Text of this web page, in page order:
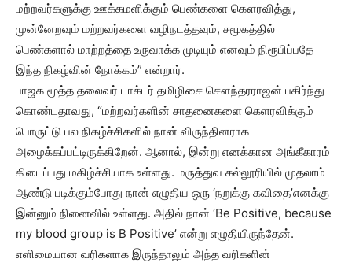
மற்றவர்களுக்கு ஊக்கமளிக்கும் பெண்களை கௌரவித்து,
முன்னேறவும் மற்றவர்களை வழிநடத்தவும், சமூகத்தில்
பெண்களால் மாற்றத்தை உருவாக்க முடியும் எனவும் நிரூபிப்பதே
இந்த நிகழ்வின் நோக்கம்” என்றார்.
பாஜக மூத்த தலைவர் டாக்டர் தமிழிசை சௌந்தரராஜன் பகிர்ந்து
கொண்டதாவது, “மற்றவர்களின் சாதனைகளை கெளரவிக்கும்
பொருட்டு பல நிகழ்ச்சிகளில் நான் விருந்தினராக
அழைக்கப்பட்டிருக்கிறேன். ஆனால், இன்று எனக்கான அங்கீகாரம்
கிடைப்பது மகிழ்ச்சியாக உள்ளது. மருத்துவ கல்லூரியில் முதலாம்
ஆண்டு படிக்கும்போது நான் எழுதிய ஒரு ‘நறுக்கு கவிதை’எனக்கு
இன்னும் நினைவில் உள்ளது. அதில் நான் ‘Be Positive, because
my blood group is B Positive’ என்று எழுதியிருந்தேன்.
எளிமையான வரிகளாக இருந்தாலும் அந்த வரிகளின்